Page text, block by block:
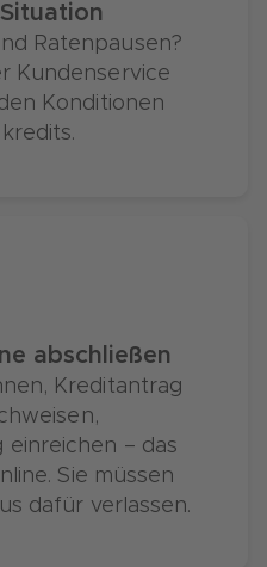
Ratenpausen?
Kundenservice
Konditionen
abschließen
Kreditantrag
einreichen – das
Sie müssen
dafür verlassen.